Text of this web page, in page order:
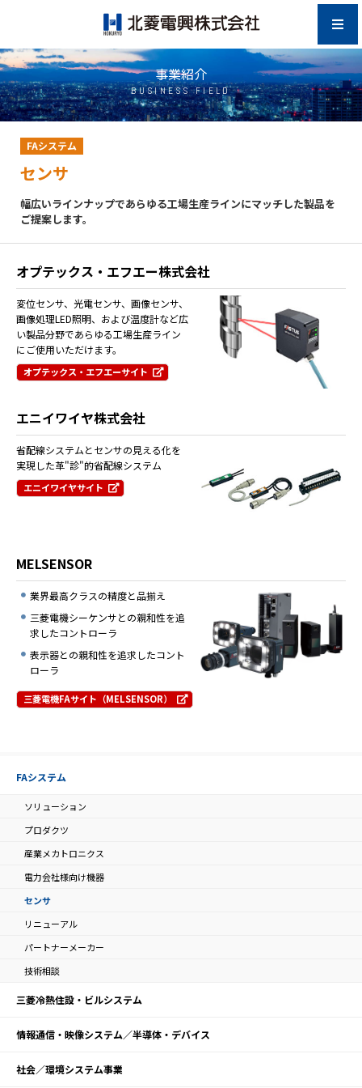
事業紹介
BUSINESS FIELD
FAシステム
センサ
幅広いラインナップであらゆる工場生産ラインにマッチした製品を
ご提案します。
オプテックス・エフエー株式会社
変位センサ、光電センサ、画像センサ、
画像処理LED照明、および温度計など広
い製品分野であらゆる工場生産ライン
にご使用いただけます。
オプテックス・エフエーサイト
エニイワイヤ株式会社
省配線システムとセンサの見える化を
実現した革"診"的省配線システム
エニイワイヤサイト
MELSENSOR
業界最高クラスの精度と品揃え
三菱電機シーケンサとの親和性を追
求したコントローラ
表示器との親和性を追求したコント
ローラ
三菱電機FAサイト（MELSENSOR）
FAシステム
ソリューション
プロダクツ
産業メカトロニクス
電力会社様向け機器
センサ
リニューアル
パートナーメーカー
技術相談
三菱冷熱住設・ビルシステム
情報通信・映像システム／半導体・デバイス
社会／環境システム事業